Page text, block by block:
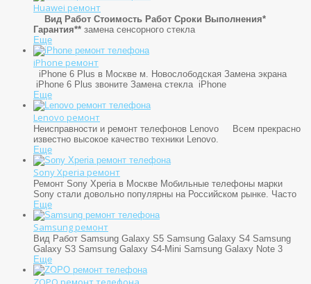
Huawei ремонт
Вид Работ Стоимость Работ Сроки Выполнения*
Гарантия** замена сенсорного стекла
Еще
iPhone ремонт
iPhone 6 Plus в Москве м. Новослободская Замена экрана
iPhone 6 Plus звоните Замена стекла iPhone
Еще
Lenovo ремонт
Неисправности и ремонт телефонов Lenovo Всем прекрасно
известно высокое качество техники Lenovo.
Еще
Sony Xperia ремонт
Ремонт Sony Xperia в Москве Мобильные телефоны марки
Sony стали довольно популярны на Российском рынке. Часто
Еще
Samsung ремонт
Вид Работ Samsung Galaxy S5 Samsung Galaxy S4 Samsung
Galaxy S3 Samsung Galaxy S4-Mini Samsung Galaxy Note 3
Еще